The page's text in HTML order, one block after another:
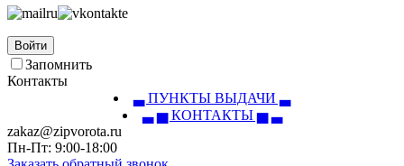
Войти
Запомнить
Контакты
▃ ПУНКТЫ ВЫДАЧИ ▃
▃ ▅ КОНТАКТЫ ▅ ▃
zakaz@zipvorota.ru
Пн-Пт: 9:00-18:00